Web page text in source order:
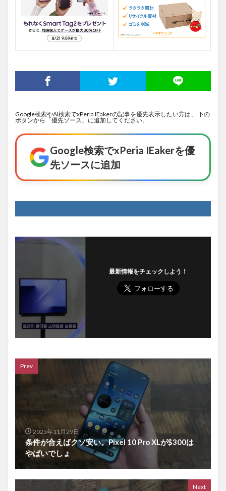
Google検索やAI検索でxPeria IEakerの記事を優先表示したい方は、 下の
ボタンから「優先ソース」に追加してください。
Google検索でxPeria IEakerを優
先ソースに追加
最新情報をチェックしよう！
Prev
2025年11月29日
条件が合えばクソ安い。Pixel 10 Pro XLが$300は
やばいでしょ
Next